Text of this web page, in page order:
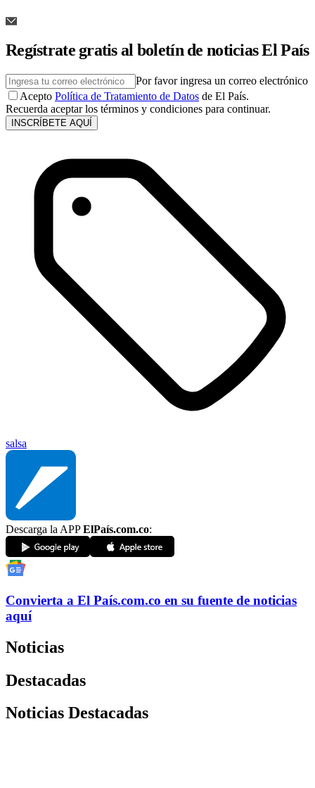
Regístrate gratis al boletín de noticias El País
Por favor ingresa un correo electrónico
Acepto Política de Tratamiento de Datos de El País.
Recuerda aceptar los términos y condiciones para continuar.
INSCRÍBETE AQUÍ
salsa
Descarga la APPElPaís.com.co:
Convierta a El País.com.co en su fuente de noticias
aquí
Noticias
Destacadas
Noticias Destacadas